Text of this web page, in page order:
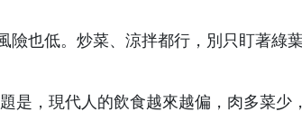
險也低。炒菜、涼拌都行，別只盯著綠
是，現代人的飲食越來越偏，肉多菜少